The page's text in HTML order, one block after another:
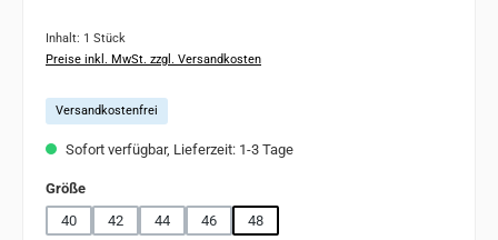
Inhalt: 1 Stück
Preise inkl. MwSt. zzgl. Versandkosten
Versandkostenfrei
Sofort verfügbar, Lieferzeit: 1-3 Tage
Größeauswählen
40
42 44 46 48